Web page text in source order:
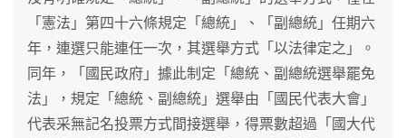
「憲法」第四十六條規定「總統」、「副總統」任期六
年，連選只能連任一次，其選舉方式「以法律定之」。
同年，「國民政府」據此制定「總統、副總統選舉罷免
法」，規定「總統、副總統」選舉由「國民代表大會」
代表采無記名投票方式間接選舉，得票數超過「國大代